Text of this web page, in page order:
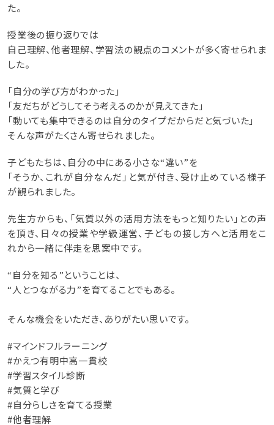
た。
授業後の振り返りでは
自己理解、他者理解、学習法の観点のコメントが多く寄せられま
した。
「自分の学び方がわかった」
「友だちがどうしてそう考えるのかが見えてきた」
「動いても集中できるのは自分のタイプだからだと気づいた」
そんな声がたくさん寄せられました。
子どもたちは、自分の中にある小さな“違い”を
「そうか、これが自分なんだ」と気が付き、受け止めている様子
が観られました。
先生方からも、「気質以外の活用方法をもっと知りたい」との声
を頂き、日々の授業や学級運営、子どもの接し方へと活用をこ
れから一緒に伴走を思案中です。
“自分を知る”ということは、
“人とつながる力”を育てることでもある。
そんな機会をいただき、ありがたい思いです。
#マインドフルラーニング
#かえつ有明中高一貫校
#学習スタイル診断
#気質と学び
#自分らしさを育てる授業
#他者理解